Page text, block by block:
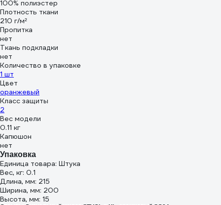
100% полиэстер
Плотность ткани
210 г/м²
Пропитка
нет
Ткань подкладки
нет
Количество в упаковке
1 шт
Цвет
оранжевый
Класс защиты
2
Вес модели
0.11 кг
Капюшон
нет
Упаковка
Единица товара: Штука
Вес, кг: 0.1
Длина, мм: 215
Ширина, мм: 200
Высота, мм: 15